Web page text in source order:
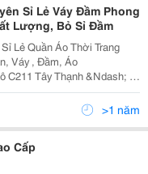
Sỉ Lẻ Váy Đầm Phong
Lượng, Bỏ Sỉ Đầm
Lẻ Quần Áo Thời Trang
Váy , Đầm, Áo
Phú &Ndash; Tphcm
Kiện Lấy Sỉ Quần Áo Sam>1 năm
Cấp